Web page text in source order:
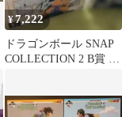
¥7,222
ドラゴンボール SNAP
COLLECTION 2 B賞 孫